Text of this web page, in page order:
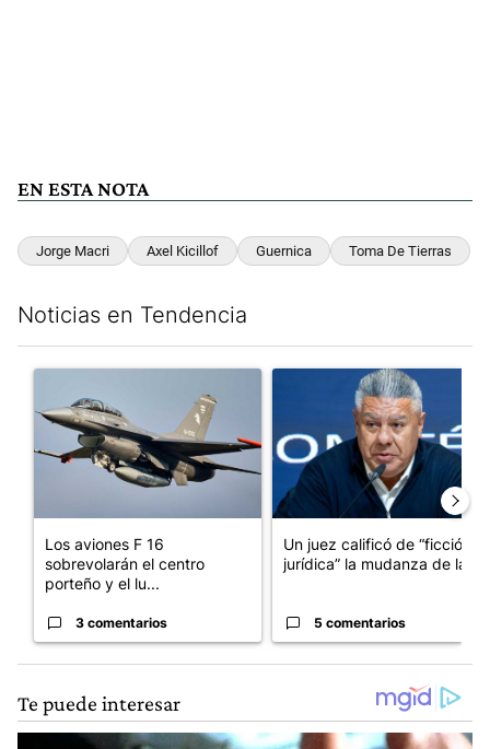
EN ESTA NOTA
Jorge Macri Axel Kicillof Guernica Toma De Tierras
Noticias en Tendencia
Un artículo de tendencia con el título "Los aviones F 16
Los aviones F 16
sobrevolarán el centro
porteño y el lu...
3 comentarios
Un artículo de tendencia con
Un juez calificó de “ficción
jurídica” la mudanza de la...
5 comentarios